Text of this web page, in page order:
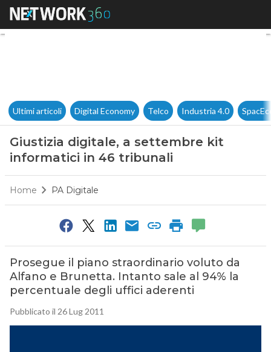
Giustizia digitale, a
Ultimi articoli Digital Economy Telco Industria 4.0
Giustizia digitale, a settembre kit
informatici in 46 tribunali
Home PA Digitale
Prosegue il piano straordinario voluto da
Alfano e Brunetta. Intanto sale al 94% la
percentuale degli uffici aderenti
Pubblicato il 26 Lug 2011